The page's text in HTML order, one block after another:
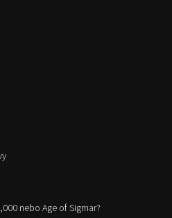
nebo Age of Sigmar?